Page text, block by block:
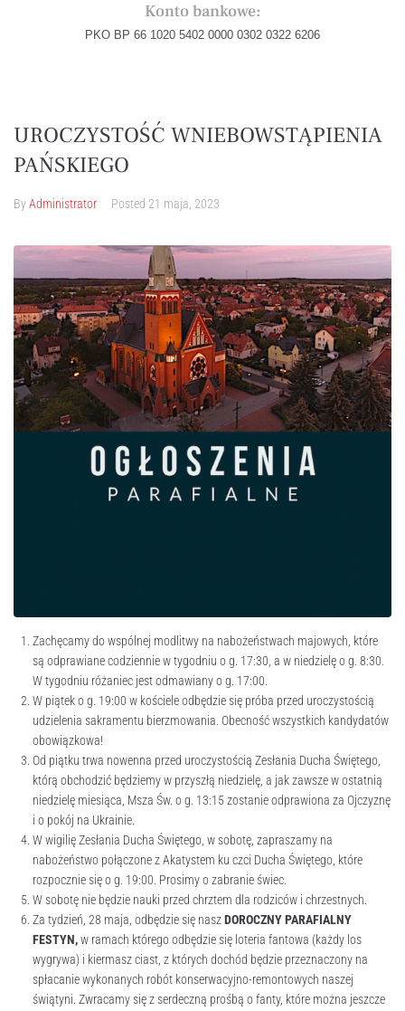
Konto bankowe:
PKO BP 66 1020 5402 0000 0302 0322 6206
UROCZYSTOŚĆ WNIEBOWSTĄPIENIA
PAŃSKIEGO
ByAdministrator Posted 21 maja, 2023
Zachęcamy do wspólnej modlitwy na nabożeństwach majowych, które
są odprawiane codziennie w tygodniu o g. 17:30, a w niedzielę o g. 8:30.
W tygodniu różaniec jest odmawiany o g. 17:00.
W piątek o g. 19:00 w kościele odbędzie się próba przed uroczystością
udzielenia sakramentu bierzmowania. Obecność wszystkich kandydatów
obowiązkowa!
Od piątku trwa nowenna przed uroczystością Zesłania Ducha Świętego,
którą obchodzić będziemy w przyszłą niedzielę, a jak zawsze w ostatnią
niedzielę miesiąca, Msza Św. o g. 13:15 zostanie odprawiona za Ojczyznę
i o pokój na Ukrainie.
W wigilię Zesłania Ducha Świętego, w sobotę, zapraszamy na
nabożeństwo połączone z Akatystem ku czci Ducha Świętego, które
rozpocznie się o g. 19:00. Prosimy o zabranie świec.
W sobotę nie będzie nauki przed chrztem dla rodziców i chrzestnych.
Za tydzień, 28 maja, odbędzie się naszDOROCZNY PARAFIALNY
FESTYN,w ramach którego odbędzie się loteria fantowa (każdy los
wygrywa) i kiermasz ciast, z których dochód będzie przeznaczony na
spłacanie wykonanych robót konserwacyjno-remontowych naszej
świątyni. Zwracamy się z serdeczną prośbą o fanty, które można jeszcze